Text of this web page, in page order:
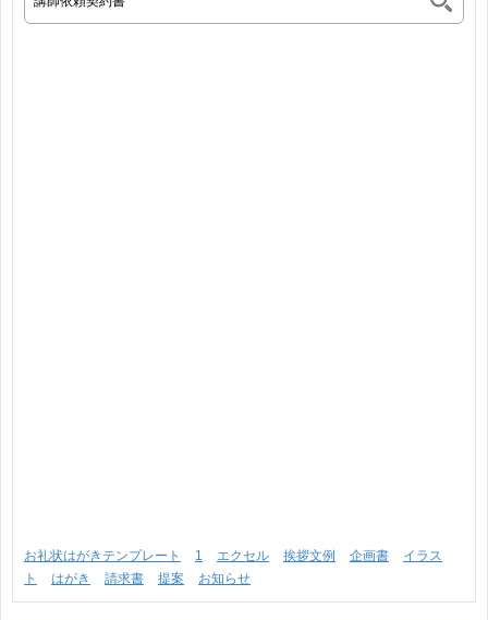
お礼状はがきテンプレート 1 エクセル 挨拶文例 企画書
イラス
ト
はがき 請求書 提案 お知らせ